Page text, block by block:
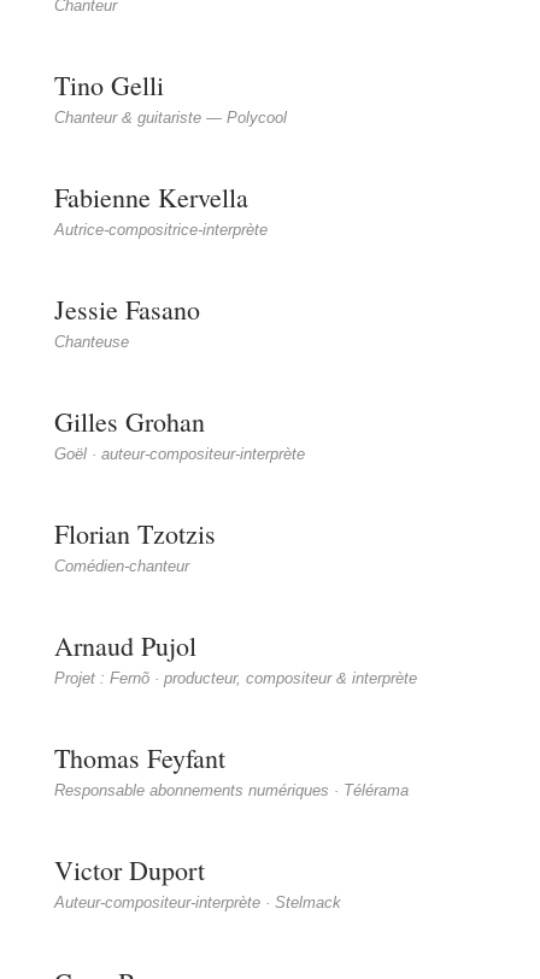
Chanteur
Tino Gelli
Chanteur & guitariste — Polycool
Fabienne Kervella
Autrice-compositrice-interprète
Jessie Fasano
Chanteuse
Gilles Grohan
Goël · auteur-compositeur-interprète
Florian Tzotzis
Comédien-chanteur
Arnaud Pujol
Projet : Fernõ · producteur, compositeur & interprète
Thomas Feyfant
Responsable abonnements numériques · Télérama
Victor Duport
Auteur-compositeur-interprète · Stelmack